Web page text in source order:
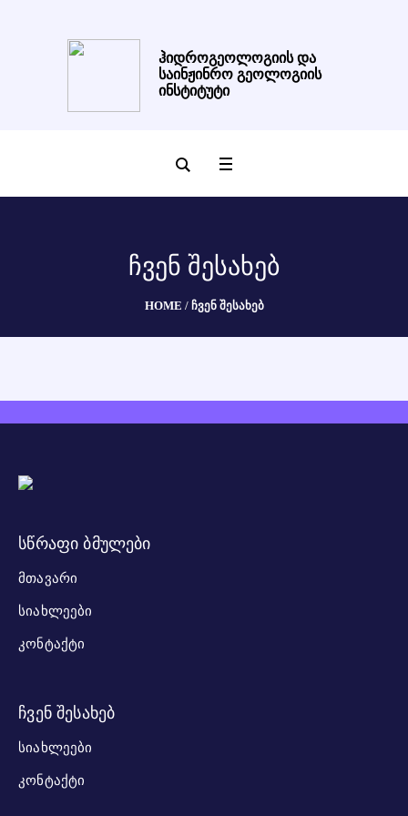
ჰიდროგეოლოგიის და
საინჟინრო გეოლოგიის
ინსტიტუტი
ᲩᲕᲔᲜ ᲨᲔᲡᲐᲮᲔᲑ
HOME / ᲩᲕᲔᲜ ᲨᲔᲡᲐᲮᲔᲑ
სწრაფი ბმულები
ᲛᲗᲐᲕᲐᲠᲘ
ᲡᲘᲐᲮᲚᲔᲔᲑᲘ
ᲙᲝᲜᲢᲐᲥᲢᲘ
ჩვენ შესახებ
ᲡᲘᲐᲮᲚᲔᲔᲑᲘ
ᲙᲝᲜᲢᲐᲥᲢᲘ